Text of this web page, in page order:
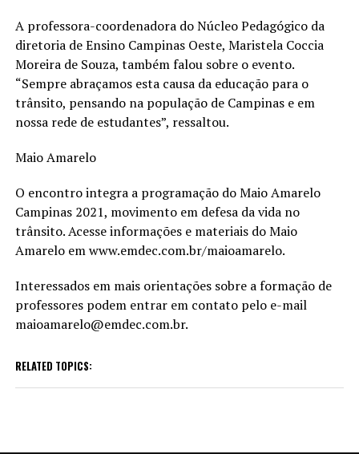
A professora-coordenadora do Núcleo Pedagógico da
diretoria de Ensino Campinas Oeste, Maristela Coccia
Moreira de Souza, também falou sobre o evento.
“Sempre abraçamos esta causa da educação para o
trânsito, pensando na população de Campinas e em
nossa rede de estudantes”, ressaltou.
Maio Amarelo
O encontro integra a programação do Maio Amarelo
Campinas 2021, movimento em defesa da vida no
trânsito. Acesse informações e materiais do Maio
Amarelo em www.emdec.com.br/maioamarelo.
Interessados em mais orientações sobre a formação de
professores podem entrar em contato pelo e-mail
maioamarelo@emdec.com.br.
RELATED TOPICS: